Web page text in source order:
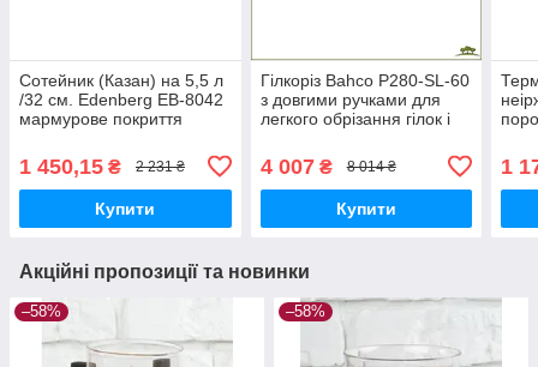
Сотейник (Казан) на 5,5 л
/32 см. Edenberg EB-8042
мармурове покриття
1 450,15 ₴ 2 231 ₴
Купити
Гілкоріз Bahco P280-SL-60
з довгими ручками для
легкого обрізання гілок і
4 007₴ 8 014 ₴
Купити
°C
1
Акційні пропозиції та новинки
–58% –58%